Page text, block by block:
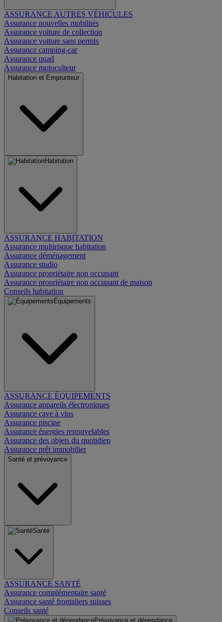
ASSURANCE AUTRES VÉHICULES
Assurance nouvelles mobilités
Assurance voiture de collection
Assurance voiture sans permis
Assurance camping-car
Assurance quad
Assurance motoculteur
Habitation et Emprunteur
Habitation
ASSURANCE HABITATION
Assurance multirisque habitation
Assurance déménagement
Assurance studio
Assurance propriétaire non occupant
Assurance propriétaire non occupant de maison
Conseils habitation
Équipements
ASSURANCE ÉQUIPEMENTS
Assurance appareils électroniques
Assurance cave à vins
Assurance piscine
Assurance énergies renouvelables
Assurance des objets du quotidien
Assurance prêt immobilier
Santé et prévoyance
Santé
ASSURANCE SANTÉ
Assurance complémentaire santé
Assurance santé frontaliers suisses
Conseils santé
Prévoyance et dépendance